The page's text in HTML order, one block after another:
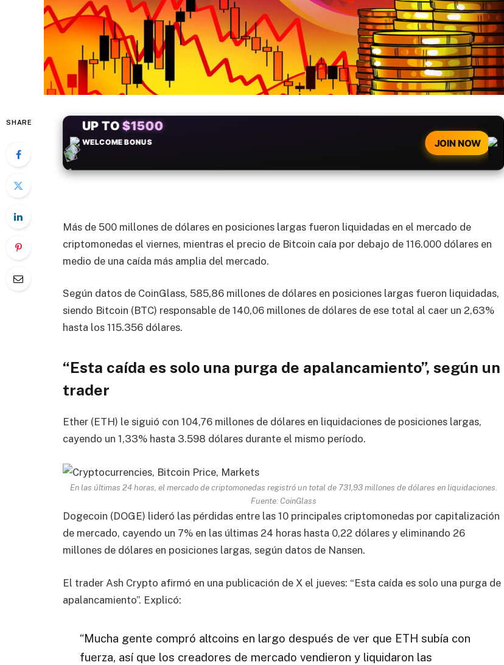
SHARE +50FREESPINS
JOIN NOW
Más de 500 millones de dólares en posiciones largas fueron liquidadas en el mercado de
criptomonedas el viernes, mientras el precio de Bitcoin caía por debajo de 116.000 dólares en
medio de una caída más amplia del mercado.
Según datos de CoinGlass, 585,86 millones de dólares en posiciones largas fueron liquidadas,
siendo Bitcoin (BTC) responsable de 140,06 millones de dólares de ese total al caer un 2,63%
hasta los 115.356 dólares.
“Esta caída es solo una purga de apalancamiento”, según un
trader
Ether (ETH) le siguió con 104,76 millones de dólares en liquidaciones de posiciones largas,
cayendo un 1,33% hasta 3.598 dólares durante el mismo período.
En las últimas 24 horas, el mercado de criptomonedas registró un total de 731,93 millones de dólares en liquidaciones.
Fuente: CoinGlass
Dogecoin (DOGE) lideró las pérdidas entre las 10 principales criptomonedas por capitalización
de mercado, cayendo un 7% en las últimas 24 horas hasta 0,22 dólares y eliminando 26
millones de dólares en posiciones largas, según datos de Nansen.
El trader Ash Crypto afirmó en una publicación de X el jueves: “Esta caída es solo una purga de
apalancamiento”. Explicó:
“Mucha gente compró altcoins en largo después de ver que ETH subía con
fuerza, así que los creadores de mercado vendieron y liquidaron las